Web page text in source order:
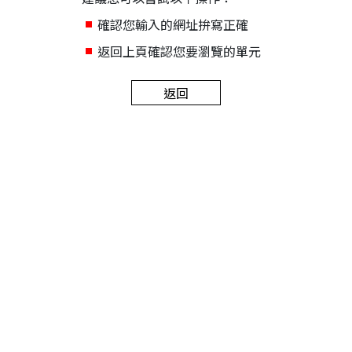
確認您輸入的網址拚寫正確
返回上頁確認您要瀏覽的單元
返回